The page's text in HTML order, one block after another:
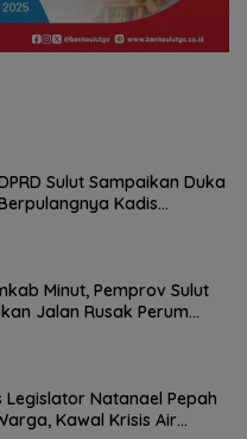
Sulut Sampaikan Duka
Kadis
Minut, Pemprov Sulut
Jalan Rusak Perum
Legislator Natanael Pepah
Kawal Krisis Air